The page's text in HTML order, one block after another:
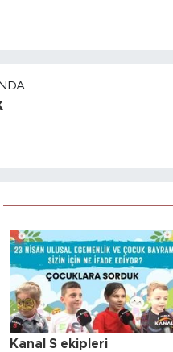
Kanal S ekipleri